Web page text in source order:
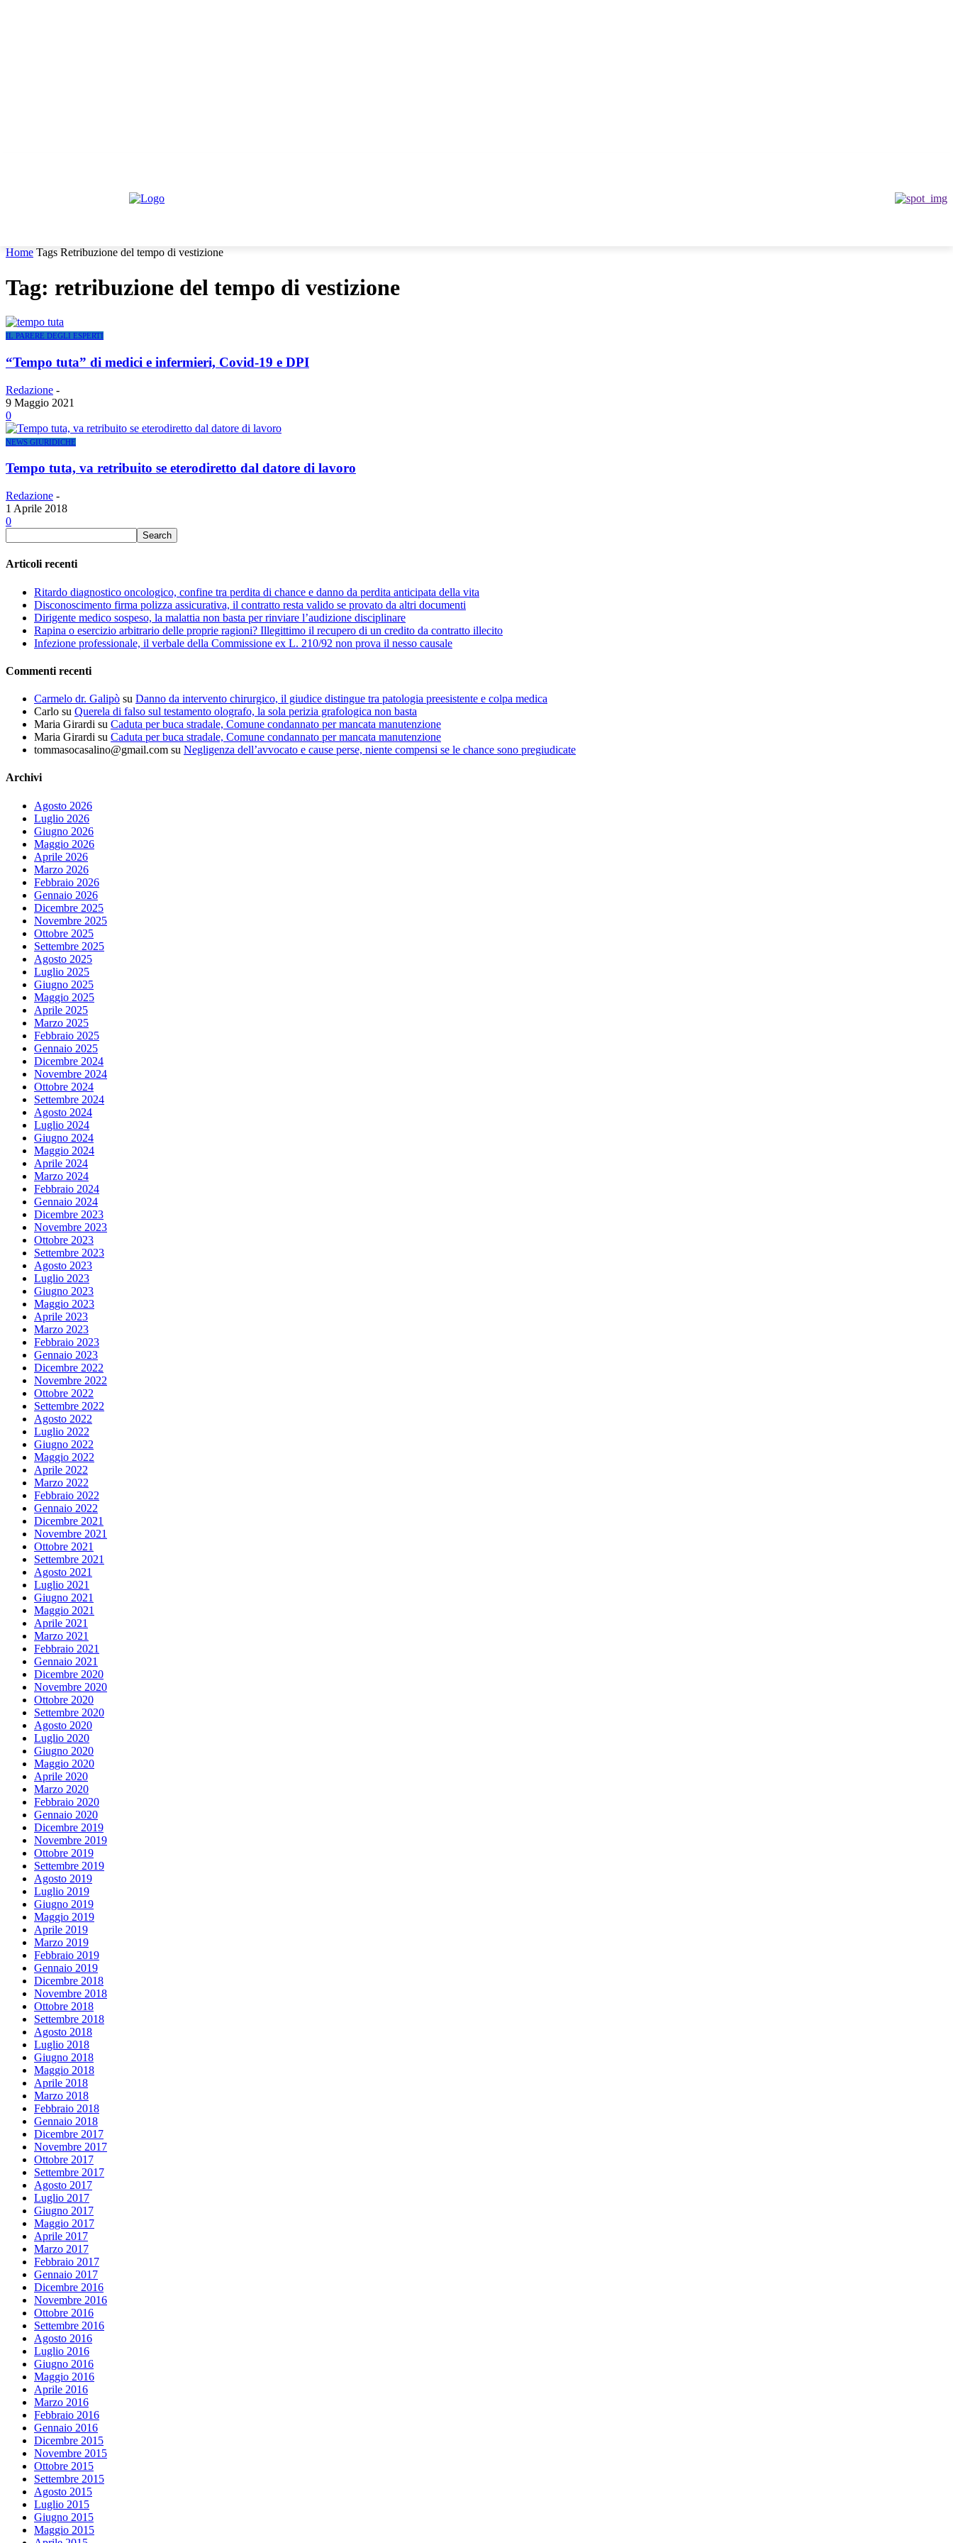
Home Tags Retribuzione del tempo di vestizione
Tag: retribuzione del tempo di vestizione
IL PARERE DEGLI ESPERTI
“Tempo tuta” di medici e infermieri, Covid-19 e DPI
Redazione -
9 Maggio 2021
0
NEWS GIURIDICHE
Tempo tuta, va retribuito se eterodiretto dal datore di lavoro
Redazione -
1 Aprile 2018
0
Articoli recenti
Ritardo diagnostico oncologico, confine tra perdita di chance e danno da perdita anticipata della vita
Disconoscimento firma polizza assicurativa, il contratto resta valido se provato da altri documenti
Dirigente medico sospeso, la malattia non basta per rinviare l’audizione disciplinare
Rapina o esercizio arbitrario delle proprie ragioni? Illegittimo il recupero di un credito da contratto illecito
Infezione professionale, il verbale della Commissione ex L. 210/92 non prova il nesso causale
Commenti recenti
Carmelo dr. Galipò su Danno da intervento chirurgico, il giudice distingue tra patologia preesistente e colpa medica
Carlo su Querela di falso sul testamento olografo, la sola perizia grafologica non basta
Maria Girardi su Caduta per buca stradale, Comune condannato per mancata manutenzione
Maria Girardi su Caduta per buca stradale, Comune condannato per mancata manutenzione
tommasocasalino@gmail.com su Negligenza dell’avvocato e cause perse, niente compensi se le chance sono pregiudicate
Archivi
Agosto 2026
Luglio 2026
Giugno 2026
Maggio 2026
Aprile 2026
Marzo 2026
Febbraio 2026
Gennaio 2026
Dicembre 2025
Novembre 2025
Ottobre 2025
Settembre 2025
Agosto 2025
Luglio 2025
Giugno 2025
Maggio 2025
Aprile 2025
Marzo 2025
Febbraio 2025
Gennaio 2025
Dicembre 2024
Novembre 2024
Ottobre 2024
Settembre 2024
Agosto 2024
Luglio 2024
Giugno 2024
Maggio 2024
Aprile 2024
Marzo 2024
Febbraio 2024
Gennaio 2024
Dicembre 2023
Novembre 2023
Ottobre 2023
Settembre 2023
Agosto 2023
Luglio 2023
Giugno 2023
Maggio 2023
Aprile 2023
Marzo 2023
Febbraio 2023
Gennaio 2023
Dicembre 2022
Novembre 2022
Ottobre 2022
Settembre 2022
Agosto 2022
Luglio 2022
Giugno 2022
Maggio 2022
Aprile 2022
Marzo 2022
Febbraio 2022
Gennaio 2022
Dicembre 2021
Novembre 2021
Ottobre 2021
Settembre 2021
Agosto 2021
Luglio 2021
Giugno 2021
Maggio 2021
Aprile 2021
Marzo 2021
Febbraio 2021
Gennaio 2021
Dicembre 2020
Novembre 2020
Ottobre 2020
Settembre 2020
Agosto 2020
Luglio 2020
Giugno 2020
Maggio 2020
Aprile 2020
Marzo 2020
Febbraio 2020
Gennaio 2020
Dicembre 2019
Novembre 2019
Ottobre 2019
Settembre 2019
Agosto 2019
Luglio 2019
Giugno 2019
Maggio 2019
Aprile 2019
Marzo 2019
Febbraio 2019
Gennaio 2019
Dicembre 2018
Novembre 2018
Ottobre 2018
Settembre 2018
Agosto 2018
Luglio 2018
Giugno 2018
Maggio 2018
Aprile 2018
Marzo 2018
Febbraio 2018
Gennaio 2018
Dicembre 2017
Novembre 2017
Ottobre 2017
Settembre 2017
Agosto 2017
Luglio 2017
Giugno 2017
Maggio 2017
Aprile 2017
Marzo 2017
Febbraio 2017
Gennaio 2017
Dicembre 2016
Novembre 2016
Ottobre 2016
Settembre 2016
Agosto 2016
Luglio 2016
Giugno 2016
Maggio 2016
Aprile 2016
Marzo 2016
Febbraio 2016
Gennaio 2016
Dicembre 2015
Novembre 2015
Ottobre 2015
Settembre 2015
Agosto 2015
Luglio 2015
Giugno 2015
Maggio 2015